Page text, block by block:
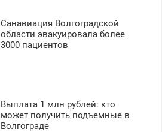
Санавиация Волгоградской
области эвакуировала более
3000 пациентов
Выплата 1 млн рублей: кто
может получить подъемные в
Волгограде